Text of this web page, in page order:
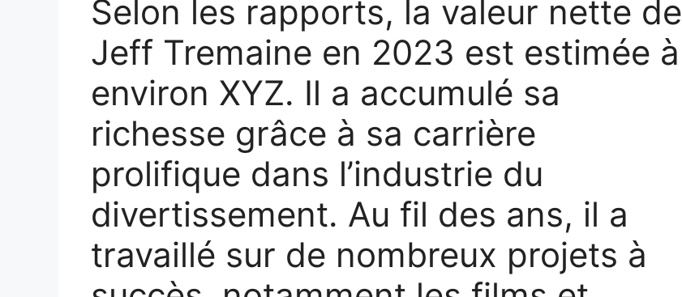
Selon les rapports, la valeur nette de
Jeff Tremaine en 2023 est estimée à
environ XYZ. Il a accumulé sa
richesse grâce à sa carrière
prolifique dans l’industrie du
divertissement. Au fil des ans, il a
travaillé sur de nombreux projets à